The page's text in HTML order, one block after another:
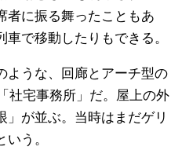
者に振る舞ったこともあ
で移動したりもできる。
ような、回廊とアーチ型の
社宅事務所」だ。屋上の外
が並ぶ。当時はまだゲリ
う。